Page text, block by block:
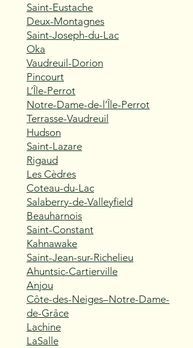
Saint-Eustache
Deux-Montagnes
Saint-Joseph-du-Lac
Oka
Vaudreuil-Dorion
Pincourt
L’Île-Perrot
Notre-Dame-de-l’Île-Perrot
Terrasse-Vaudreuil
Hudson
Saint-Lazare
Rigaud
Les Cèdres
Coteau-du-Lac
Salaberry-de-Valleyfield
Beauharnois
Saint-Constant
Kahnawake
Saint-Jean-sur-Richelieu
Ahuntsic-Cartierville
Anjou
Côte-des-Neiges–Notre-Dame-
de-Grâce
Lachine
LaSalle